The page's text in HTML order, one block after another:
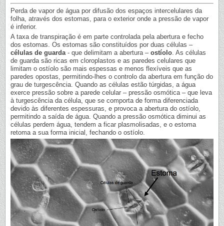
Perda de vapor de água por difusão dos espaços intercelulares da
folha, através dos estomas, para o exterior onde a pressão de vapor
é inferior.
A taxa de transpiração é em parte controlada pela abertura e fecho
dos estomas. Os estomas são constituídos por duas células –
células de guarda- que delimitam a abertura – ostíolo. As células
de guarda são ricas em cloroplastos e as paredes celulares que
limitam o ostíolo são mais espessas e menos flexíveis que as
paredes opostas, permitindo-lhes o controlo da abertura em função do
grau de turgescência. Quando as células estão túrgidas, a água
exerce pressão sobre a parede celular – pressão osmótica – que leva
à turgescência da célula, que se comporta de forma diferenciada
devido às diferentes espessuras, e provoca a abertura do ostíolo,
permitindo a saída de água. Quando a pressão osmótica diminui as
células perdem água, tendem a ficar plasmolisadas, e o estoma
retoma a sua forma inicial, fechando o ostíolo.